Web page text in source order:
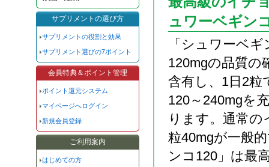
ュワーベギン
「シュワーベ
120mgの品質の
含有し、1日2粒
120～240mgを
ります。通常
粒40mgが一般
ンコ120」は最
サプリメントの選び方
サプリメントの役割と効果
サプリメント選びの7ポイント
会員特典＆ポイント管理
ポイント還元システム
マイページへログイン
新規会員登録
ご利用案内
はじめての方